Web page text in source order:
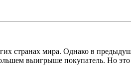
странах мира. Однако в
выигрыше покупатель. Но это